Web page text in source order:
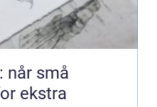
når små
ekstra